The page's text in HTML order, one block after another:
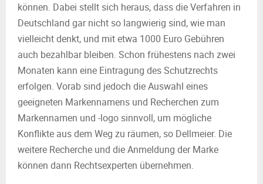
können. Dabei stellt sich heraus, dass die Verfahren in
Deutschland gar nicht so langwierig sind, wie man
vielleicht denkt, und mit etwa 1000 Euro Gebühren
auch bezahlbar bleiben. Schon frühestens nach zwei
Monaten kann eine Eintragung des Schutzrechts
erfolgen. Vorab sind jedoch die Auswahl eines
geeigneten Markennamens und Recherchen zum
Markennamen und -logo sinnvoll, um mögliche
Konflikte aus dem Weg zu räumen, so Dellmeier. Die
weitere Recherche und die Anmeldung der Marke
können dann Rechtsexperten übernehmen.